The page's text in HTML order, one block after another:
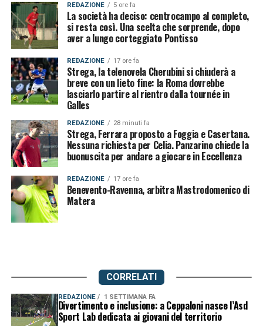
REDAZIONE 5 ore fa
La società ha deciso: centrocampo al completo,
si resta così. Una scelta che sorprende, dopo
aver a lungo corteggiato Pontisso
REDAZIONE 17 ore fa
Strega, la telenovela Cherubini si chiuderà a
breve con un lieto fine: la Roma dovrebbe
lasciarlo partire al rientro dalla tournée in
Galles
REDAZIONE 28 minuti fa
Strega, Ferrara proposto a Foggia e Casertana.
Nessuna richiesta per Celia. Panzarino chiede la
buonuscita per andare a giocare in Eccellenza
REDAZIONE 17 ore fa
Benevento-Ravenna, arbitra Mastrodomenico di
Matera
CORRELATI
REDAZIONE 1 SETTIMANA FA
Divertimento e inclusione: a Ceppaloni nasce l’Asd
Sport Lab dedicata ai giovani del territorio